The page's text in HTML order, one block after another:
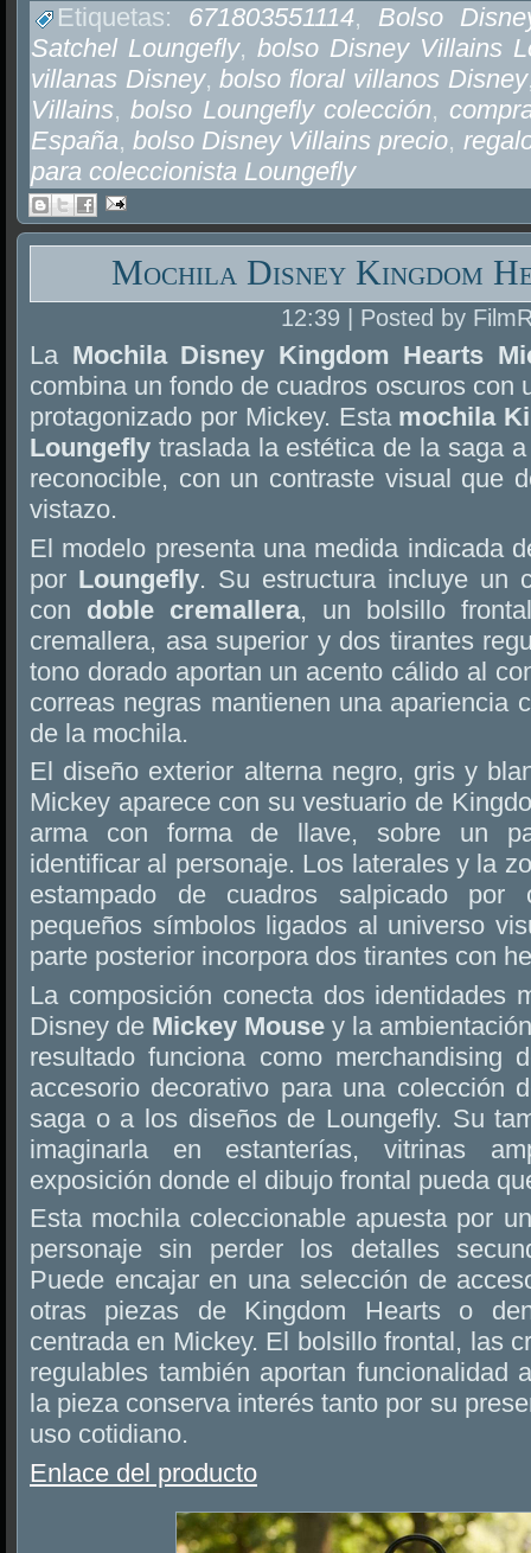
Etiquetas: 671803551114, Bolso
Satchel Loungefly, bolso Disney Villains
villanas Disney,bolso floral villanos Disney
Villains,bolso Loungefly colección,
España,bolso Disney Villains precio,
para coleccionista Loungefly
Mochila Disney Kingdom
12:39 | Posted by
La Mochila Disney Kingdom Hearts
combina un fondo de cuadros oscuros con
protagonizado por Mickey. Esta mochila
Loungefly traslada la estética de la saga
reconocible, con un contraste visual que
vistazo.
El modelo presenta una medida indicada
por Loungefly. Su estructura incluye un
con doble cremallera, un bolsillo
cremallera, asa superior y dos tirantes
tono dorado aportan un acento cálido al
correas negras mantienen una apariencia
de la mochila.
El diseño exterior alterna negro, gris y
Mickey aparece con su vestuario de
arma con forma de llave, sobre un
identificar al personaje. Los laterales y la
estampado de cuadros salpicado por
pequeños símbolos ligados al universo
parte posterior incorpora dos tirantes con
La composición conecta dos identidades
Disney de Mickey Mouse y la
resultado funciona como merchandising
accesorio decorativo para una colección
saga o a los diseños de Loungefly. Su
imaginarla en estanterías, vitrinas
exposición donde el dibujo frontal pueda
Esta mochila coleccionable apuesta por
personaje sin perder los detalles
Puede encajar en una selección de
otras piezas de Kingdom Hearts o
centrada en Mickey. El bolsillo frontal, las
regulables también aportan funcionalidad
la pieza conserva interés tanto por su
uso cotidiano.
Enlace del producto